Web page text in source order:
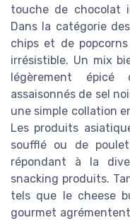
touche de chocolat
Dans la catégorie
chips et de
irrésistible. Un mix
légèrement épicé
assaisonnés de sel
une simple collation
Les produits
soufflé ou de
répondant à la
snacking produits.
tels que le cheese
gourmet